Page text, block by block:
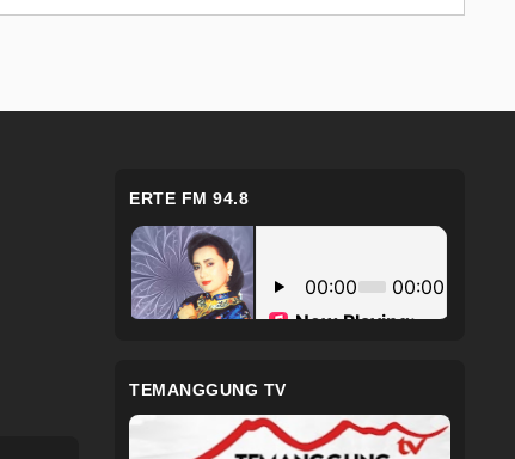
ERTE FM 94.8
TEMANGGUNG TV